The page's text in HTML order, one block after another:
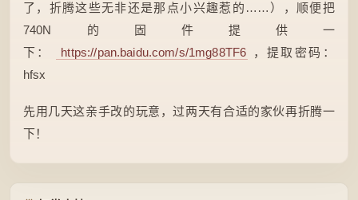
了，折腾这些无非还是那点小兴趣惹的……），顺便把
740N的固件提供一
下：
https://pan.baidu.com/s/1mg88TF6
，提取密码：
hfsx
先用几天这亲手改的玩意，过两天有合适的家伙再折腾一
下！